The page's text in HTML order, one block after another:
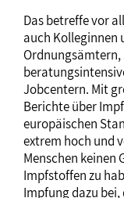
Das betreffe vor
auch Kolleginnen
Ordnungsämtern,
Jobcentern. Mit
Berichte über
europäischen
extrem hoch und
Menschen keinen
Impfstoffen zu
Impfung dazu